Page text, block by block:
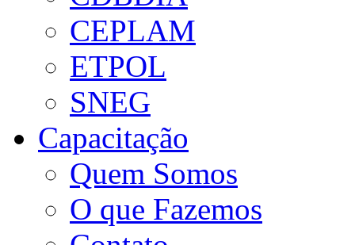
CEPLAM
ETPOL
SNEG
Capacitação
Quem Somos
O que Fazemos